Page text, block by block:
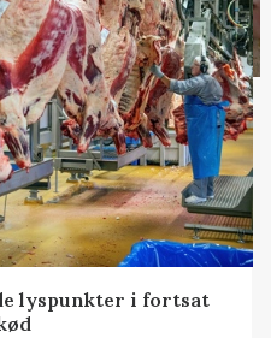
lyspunkter i fortsat